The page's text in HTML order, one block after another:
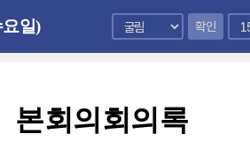
일) 확인
본회의회의록